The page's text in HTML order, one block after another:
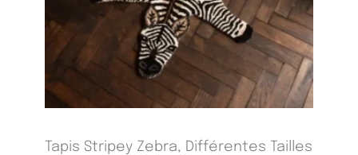
Tapis Stripey Zebra, Différentes Tailles